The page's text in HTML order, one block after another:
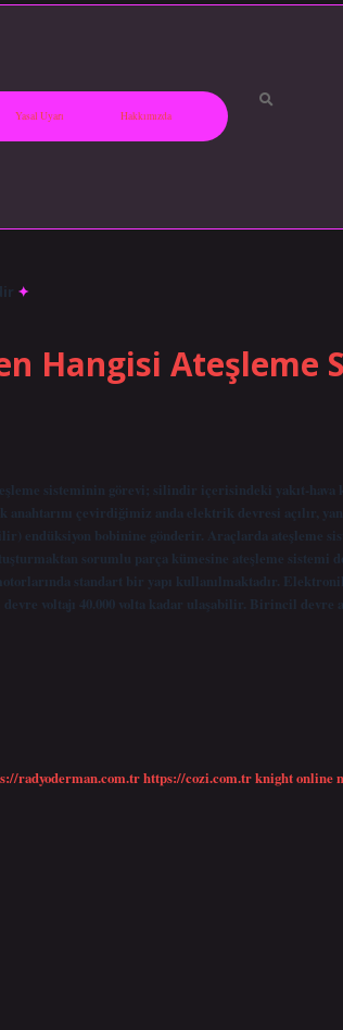
Yasal Uyarı Hakkımızda
Hangisi Ateşleme
sisteminin görevi; silindir içerisindeki yakıt-hava
çevirdiğimiz anda elektrik devresi açılır, yani
endüksiyon bobinine gönderir. Araçlarda ateşleme
sorumlu parça kümesine ateşleme sistemi
standart bir yapı kullanılmaktadır.
voltajı 40.000 volta kadar ulaşabilir. Birincil devre
radyoderman.com.trhttps://cozi.com.trknight online